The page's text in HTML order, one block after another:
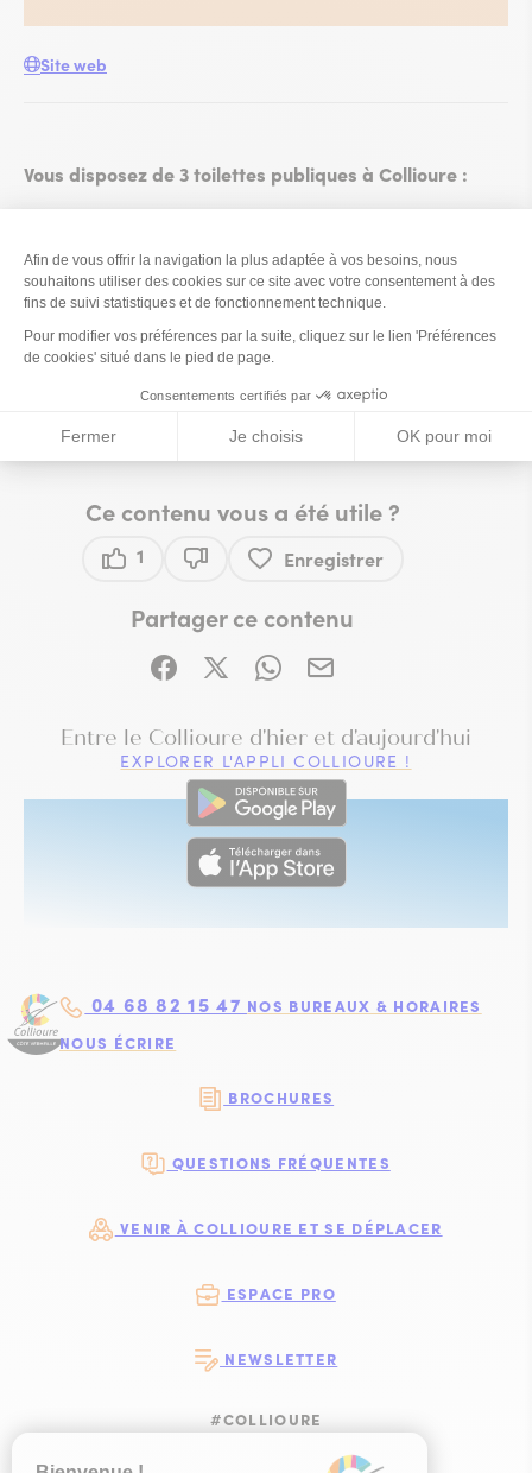
Vous disposez de 3 toilettes publiques à Collioure :
Plage Saint Vincent
Place du 8 mai 1945
Avenue Général de Gaulle à l’entrée du parking du
Glacis (côté faubourg)
Site web
Ce contenu vous a été utile ?
1 Enregistrer
Partager ce contenu
Partager sur Facebook (nouvelle fenêtre)
Partager sur X / Twitter (nouvelle
Partager sur WhatsApp
Partager par mail
Entre le Collioure d'hier et d'aujourd'hui
EXPLORER L'APPLI COLLIOURE !
04 68 82 15 47 NOS BUREAUX & HORAIRES
NOUS ÉCRIRE
BROCHURES
QUESTIONS FRÉQUENTES
VENIR À COLLIOURE ET SE DÉPLACER
ESPACE PRO
NEWSLETTER
#COLLIOURE
SUIVEZ-NOUS
SUIVEZ-NOUS
SUIVEZ-
SUIVEZ-